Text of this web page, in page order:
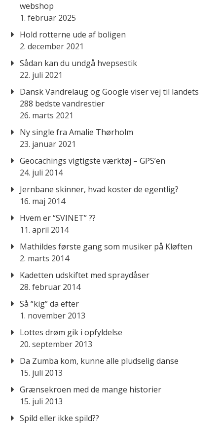
webshop
1. februar 2025
Hold rotterne ude af boligen
2. december 2021
Sådan kan du undgå hvepsestik
22. juli 2021
Dansk Vandrelaug og Google viser vej til landets
288 bedste vandrestier
26. marts 2021
Ny single fra Amalie Thørholm
23. januar 2021
Geocachings vigtigste værktøj – GPS’en
24. juli 2014
Jernbane skinner, hvad koster de egentlig?
16. maj 2014
Hvem er “SVINET” ??
11. april 2014
Mathildes første gang som musiker på Kløften
2. marts 2014
Kadetten udskiftet med spraydåser
28. februar 2014
Så “kig” da efter
1. november 2013
Lottes drøm gik i opfyldelse
20. september 2013
Da Zumba kom, kunne alle pludselig danse
15. juli 2013
Grænsekroen med de mange historier
15. juli 2013
Spild eller ikke spild??